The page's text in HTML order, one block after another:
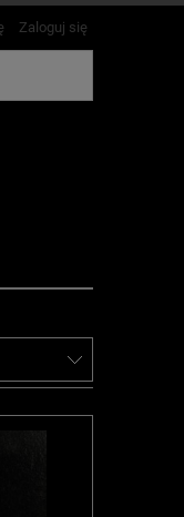
Zaloguj się